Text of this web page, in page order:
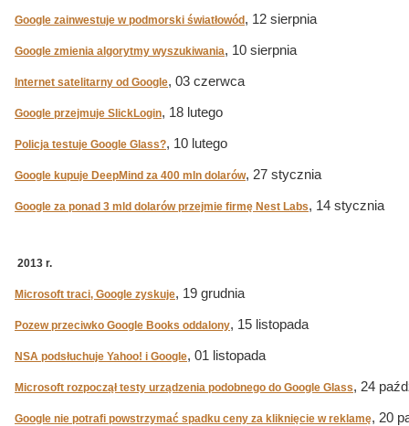
Google zainwestuje w podmorski światłowód , 12 sierpnia
Google zmienia algorytmy wyszukiwania, 10 sierpnia
Internet satelitarny od Google, 03 czerwca
Google przejmuje SlickLogin, 18 lutego
Policja testuje Google Glass?, 10 lutego
Google kupuje DeepMind za 400 mln dolarów, 27 stycznia
Google za ponad 3 mld dolarów przejmie firmę Nest Labs, 14 stycznia
2013 r.
Microsoft traci, Google zyskuje, 19 grudnia
Pozew przeciwko Google Books oddalony, 15 listopada
NSA podsłuchuje Yahoo! i Google, 01 listopada
Microsoft rozpoczął testy urządzenia podobnego do Google Glass, 24
Google nie potrafi powstrzymać spadku ceny za kliknięcie w reklamę, 20